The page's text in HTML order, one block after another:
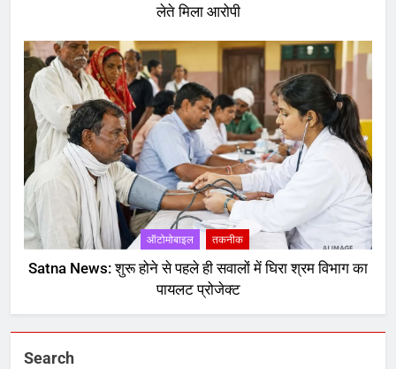
लेते मिला आरोपी
ऑटोमोबाइल तकनीक
Satna News: शुरू होने से पहले ही सवालों में घिरा श्रम विभाग का
पायलट प्रोजेक्ट
Search